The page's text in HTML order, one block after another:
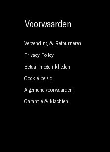
Voorwaarden
Verzending & Retourneren
Privacy Policy
Betaal mogelijkheden
Cookie beleid
Algemene voorwaarden
Garantie & klachten